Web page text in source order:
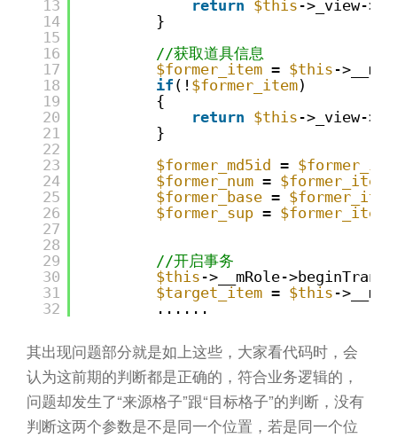
13
14
15
16
17
18
19
20
21
22
23
24
25
26
27
28
29
30
31
32
return $this ->_view-
}
//获取道具信息
$former_item = $this -
if (! $former_item)
{
return $this ->_view-
}
$former_md5id =
$former_num = $former_item
$former_base = $former_item
$former_sup = $former_item
//开启事务
$this ->__mRole-
$target_item = $this -
......
其出现问题部分就是如上这些，大家看代码时，会
认为这前期的判断都是正确的，符合业务逻辑的，
问题却发生了“来源格子”跟“目标格子”的判断，没有
判断这两个参数是不是同一个位置，若是同一个位